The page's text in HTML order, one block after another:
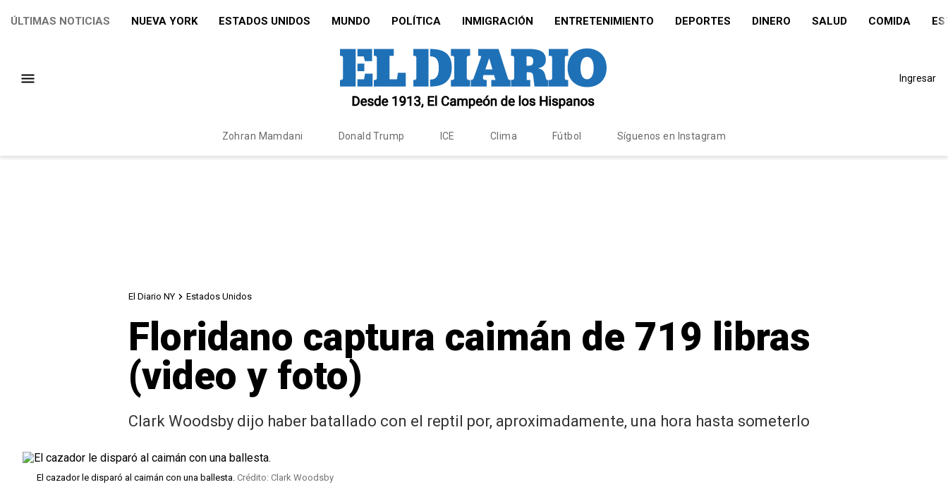
ÚLTIMAS NOTICIAS NUEVA YORK ESTADOS UNIDOS MUNDO POLÍTICA INMIGRACIÓN ENTRETENIMIENTO DEPORTES DINERO SALUD COMIDA
Ingresar
Zohran Mamdani Donald Trump ICE Clima Fútbol Síguenos en Instagram
El Diario NY Estados Unidos
Floridano captura caimán de 719 libras
(video y foto)
Clark Woodsby dijo haber batallado con el reptil por, aproximadamente, una hora hasta someterlo
El cazador le disparó al caimán con una ballesta. Crédito: Clark Woodsby